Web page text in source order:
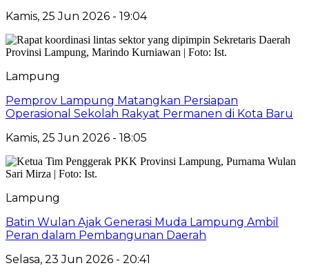
Kamis, 25 Jun 2026 - 19:04
Lampung
Pemprov Lampung Matangkan Persiapan
Operasional Sekolah Rakyat Permanen di Kota Baru
Kamis, 25 Jun 2026 - 18:05
Lampung
Batin Wulan Ajak Generasi Muda Lampung Ambil
Peran dalam Pembangunan Daerah
Selasa, 23 Jun 2026 - 20:41